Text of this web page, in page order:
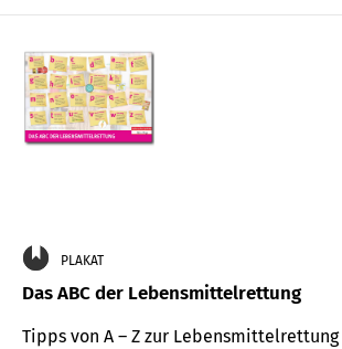
PLAKAT
Das ABC der Lebensmittelrettung
Tipps von A – Z zur Lebensmittelrettung